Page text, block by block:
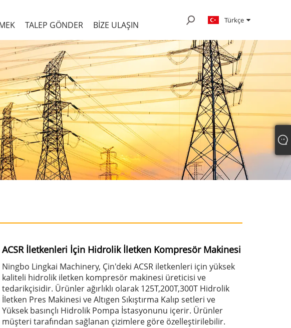
TALEP GÖNDER BIZE ULAŞIN Türkçe
ACSR İletkenleri İçin Hidrolik İletken Kompresör Makinesi
Ningbo Lingkai Machinery, Çin'deki ACSR iletkenleri için yüksek
kaliteli hidrolik iletken kompresör makinesi üreticisi ve
tedarikçisidir. Ürünler ağırlıklı olarak 125T,200T,300T Hidrolik
İletken Pres Makinesi ve Altıgen Sıkıştırma Kalıp setleri ve
Yüksek basınçlı Hidrolik Pompa İstasyonunu içerir. Ürünler
müşteri tarafından sağlanan çizimlere göre özelleştirilebilir.